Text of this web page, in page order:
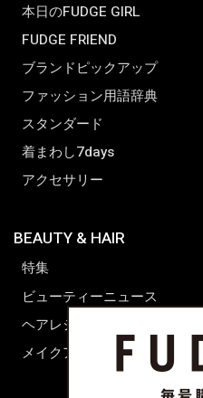
本日のFUDGE GIRL
FUDGE FRIEND
ブランドピックアップ
ファッション用語辞典
スタンダード
着まわし7days
アクセサリー
BEAUTY & HAIR
特集
ビューティーニュース
ヘアレシピ ストーリーズ
メイクアップティップス